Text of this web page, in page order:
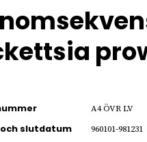
A4 ÖVR LV
slutdatum 960101-981231